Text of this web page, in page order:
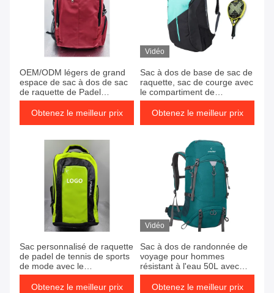
OEM/ODM légers de grand
espace de sac à dos de sac
de raquette de Padel
disponibles
Obtenez le meilleur prix
Vidéo
Sac à dos de base de sac de
raquette, sac de courge avec
le compartiment de
chaussure
Obtenez le meilleur prix
Sac personnalisé de raquette
de padel de tennis de sports
de mode avec le
compartiment de chaussure
Obtenez le meilleur prix
Vidéo
Sac à dos de randonnée de
voyage pour hommes
résistant à l'eau 50L avec
housse de pluie
Obtenez le meilleur prix